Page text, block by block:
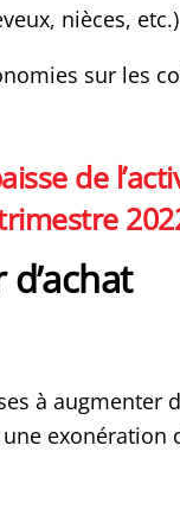
nièces, etc.)
sur les
de
à augmenter
une